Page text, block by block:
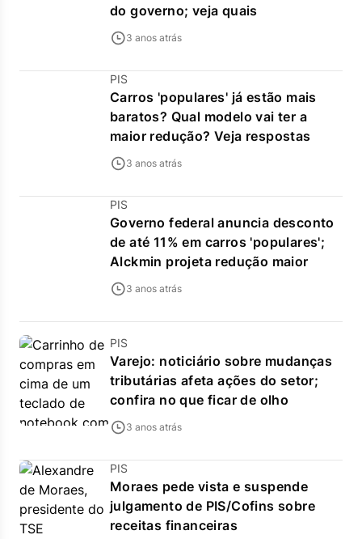
do governo; veja quais
3 anos atrás
PIS
Carros 'populares' já estão mais
baratos? Qual modelo vai ter a
maior redução? Veja respostas
3 anos atrás
PIS
Governo federal anuncia desconto
de até 11% em carros 'populares';
Alckmin projeta redução maior
3 anos atrás
PIS
Varejo: noticiário sobre mudanças
tributárias afeta ações do setor;
confira no que ficar de olho
3 anos atrás
PIS
Moraes pede vista e suspende
julgamento de PIS/Cofins sobre
receitas financeiras